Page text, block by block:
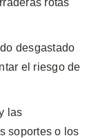
desgastado
el riesgo de
las
soportes o los